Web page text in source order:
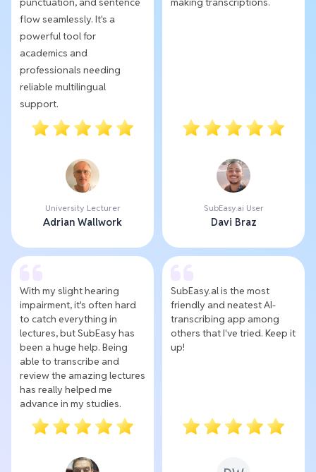
flow seamlessly. It's a
powerful tool for
academics and
professionals needing
reliable multilingual
support.
University Lecturer
Adrian Wallwork
SubEasy.ai User
Davi Braz
With my slight hearing
impairment, it's often hard
to catch everything in
lectures, but SubEasy has
been a huge help. Being
able to transcribe and
review the amazing lectures
has really helped me
advance in my studies.
SubEasy.al is the most
friendly and neatest AI-
transcribing app among
others that I've tried. Keep it
up!